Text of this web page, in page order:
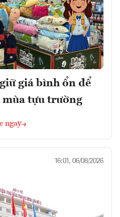
giá bình ổn để
mùa tựu trường
ngay
16:01, 06/08/2026